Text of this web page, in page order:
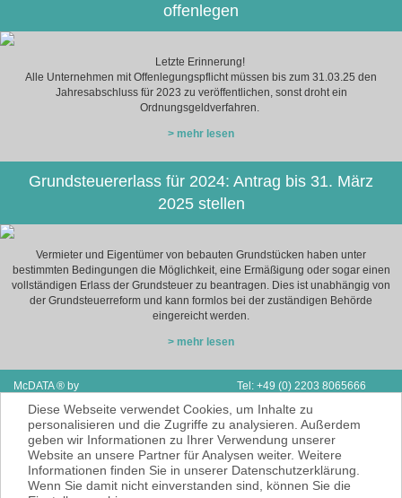
offenlegen
Letzte Erinnerung!
Alle Unternehmen mit Offenlegungspflicht müssen bis zum 31.03.25 den
Jahresabschluss für 2023 zu veröffentlichen, sonst droht ein
Ordnungsgeldverfahren.
> mehr lesen
Grundsteuererlass für 2024: Antrag bis 31. März
2025 stellen
Vermieter und Eigentümer von bebauten Grundstücken haben unter
bestimmten Bedingungen die Möglichkeit, eine Ermäßigung oder sogar einen
vollständigen Erlass der Grundsteuer zu beantragen. Dies ist unabhängig von
der Grundsteuerreform und kann formlos bei der zuständigen Behörde
eingereicht werden.
> mehr lesen
McDATA ® by
P.O. Box 2410 | Ras Al Kaimah
Tel: +49 (0) 2203 8065666
E-Mail:info@mcdata.de
McDATA ist eine sehr gute Alternative zu
Ihrem Steuerberater zur Erbringung der
laufenden Finanz- und Lohnbuchhaltung*.
* = Erbracht werden nur Dienstleistungen
Diese Webseite verwendet Cookies, um Inhalte zu
personalisieren und die Zugriffe zu analysieren. Außerdem
geben wir Informationen zu Ihrer Verwendung unserer
Website an unsere Partner für Analysen weiter. Weitere
Informationen finden Sie in unserer Datenschutzerklärung.
Wenn Sie damit nicht einverstanden sind, können Sie die